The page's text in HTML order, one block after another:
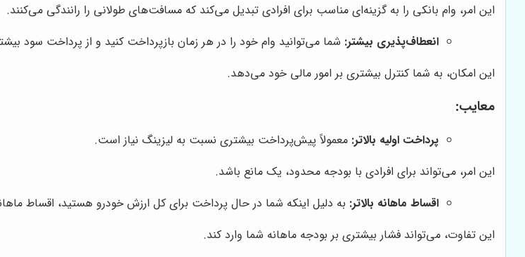
این امر، وام بانکی را به گزینه‌ای مناسب برای افرادی تبدیل می‌کند که مسافت‌های طولانی را رانندگی می‌کنند.
انعطاف‌پذیری بیشتر: شما می‌توانید وام خود را در هر زمان بازپرداخت کنید و از پرداخت سود
این امکان، به شما کنترل بیشتری بر امور مالی خود می‌دهد.
معایب:
پرداخت اولیه بالاتر: معمولاً پیش‌پرداخت بیشتری نسبت به لیزینگ نیاز است.
این امر، می‌تواند برای افرادی با بودجه محدود، یک مانع باشد.
اقساط ماهانه بالاتر: به دلیل اینکه شما در حال پرداخت برای کل ارزش خودرو هستید، اقساط
این تفاوت، می‌تواند فشار بیشتری بر بودجه ماهانه شما وارد کند.